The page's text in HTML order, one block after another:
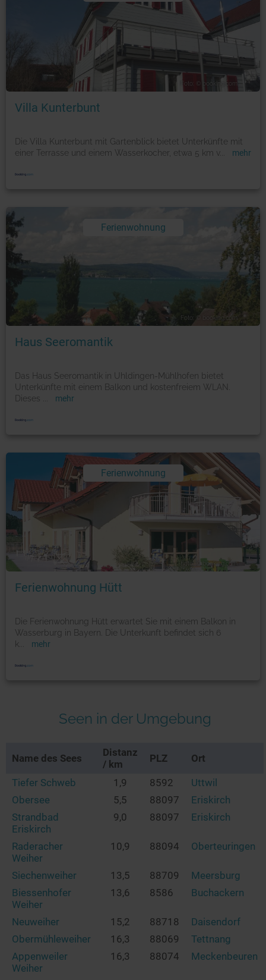
Foto: © booking.com
Villa Kunterbunt
Die Villa Kunterbunt mit Gartenblick bietet Unterkünfte mit
einer Terrasse und einem Wasserkocher, etwa 5 km v... mehr
Ferienwohnung
Foto: © booking.com
Haus Seeromantik
Das Haus Seeromantik in Uhldingen-Mühlhofen bietet
Unterkünfte mit einem Balkon und kostenfreiem WLAN.
Dieses
mehr
Ferienwohnung
Foto: © booking.com
Ferienwohnung Hütt
Die Ferienwohnung Hütt erwartet Sie mit einem Balkon in
Wasserburg in Bayern. Die Unterkunft befindet sich 6
k
mehr
Seen in der Umgebung
Name des Sees
Distanz
/ km
PLZ Ort
Tiefer Schweb 1,9 8592
Uttwil
Obersee
5,5 88097
Eriskirch
Strandbad
Eriskirch
9,0 88097 Eriskirch
Raderacher
Weiher
10,9 88094 Oberteuringen
Siechenweiher 13,5 88709
Meersburg
Biessenhofer
Weiher
13,6 8586 Buchackern
Neuweiher 15,2 88718
Daisendorf
Obermühleweiher
16,3 88069
Tettnang
Appenweiler
Weiher
16,3 88074 Meckenbeuren